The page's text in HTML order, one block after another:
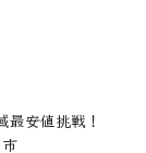
最安値挑戦！
市